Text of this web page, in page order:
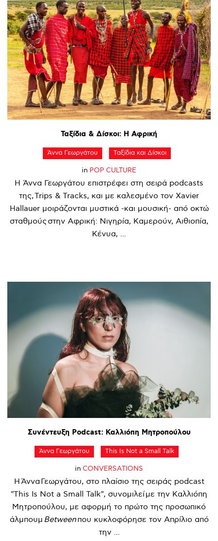
Ταξίδια & Δίσκοι: Η Αφρική
Άννα Γεωργάτου Ταξίδια και Δίσκοι
in POP CULTURE
Η Άννα Γεωργάτου επιστρέφει στη σειρά podcasts
της, Trips & Tracks, και με καλεσμένο τον Xavier
Hallauer μοιράζονται μυστικά -και μουσική- από οκτώ
σταθμούς στην Αφρική: Νιγηρία, Καμερούν, Αιθιοπία,
Κένυα, ...
Συνέντευξη Podcast: Καλλιόπη Μητροπούλου
Άννα Γεωργάτου This Is Not a Small Talk
in CONVERSATIONS
Η Άννα Γεωργάτου, στο πλαίσιο της σειράς podcast
"This Is Not a Small Talk", συνομιλεί με την Καλλιόπη
Μητροπούλου, με αφορμή το πρώτο της προσωπικό
άλμπουμ Betweenπου κυκλοφόρησε τον Απρίλιο από
την ...